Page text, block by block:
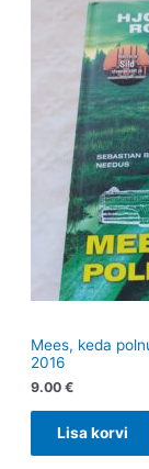
Mees, keda
2016
9.00 €
Lisa korvi